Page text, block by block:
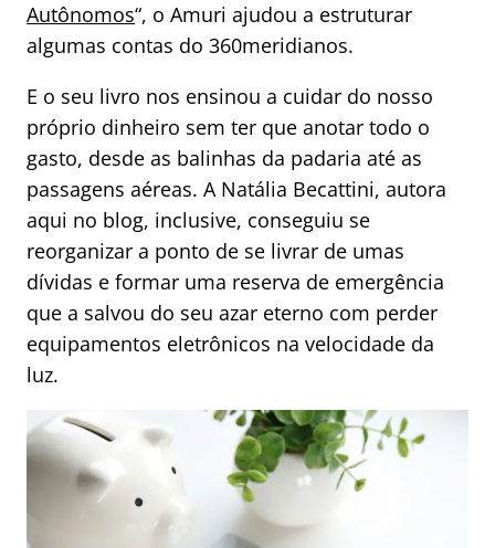
Autônomos“, o Amuri ajudou a estruturar
algumas contas do 360meridianos.
E o seu livro nos ensinou a cuidar do nosso
próprio dinheiro sem ter que anotar todo o
gasto, desde as balinhas da padaria até as
passagens aéreas. A Natália Becattini, autora
aqui no blog, inclusive, conseguiu se
reorganizar a ponto de se livrar de umas
dívidas e formar uma reserva de emergência
que a salvou do seu azar eterno com perder
equipamentos eletrônicos na velocidade da
luz.